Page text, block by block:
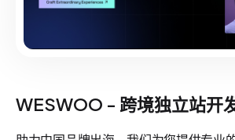
WESWOO - 跨境独立站开